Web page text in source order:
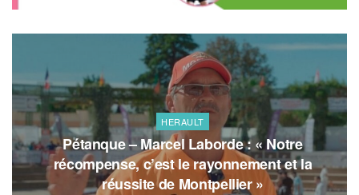
HERAULT
Pétanque – Marcel Laborde : « Notre
récompense, c’est le rayonnement et la
réussite de Montpellier »